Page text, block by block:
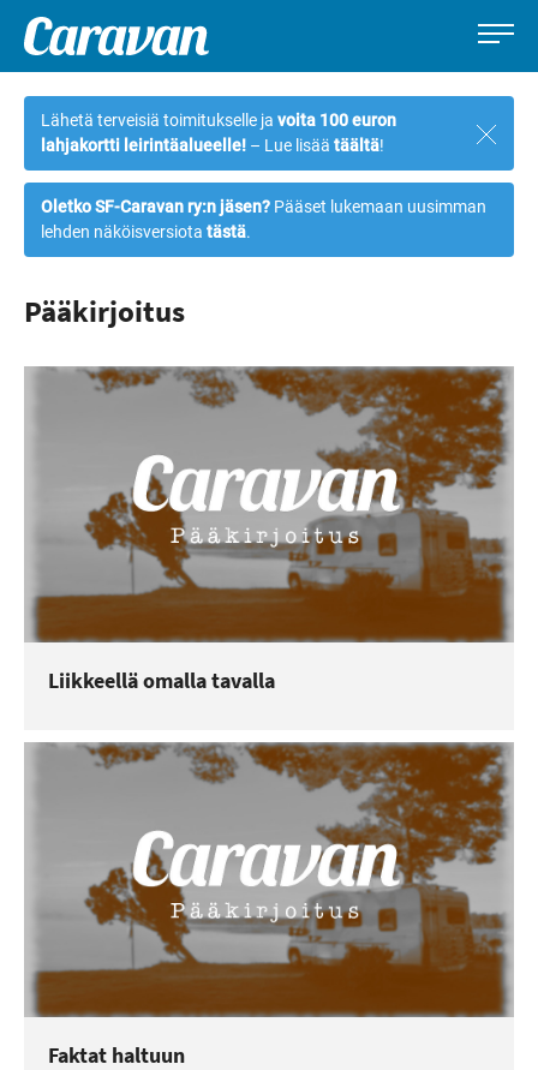
suoraan
sisältöön
Caravan-
lehti
Leirintämatkailun
erikoislehti
Lähetä terveisiä toimitukselle ja voita 100 euron
lahjakortti leirintäalueelle! – Lue lisää täältä!
Sulje
Oletko SF-Caravan ry:n jäsen? Pääset lukemaan uusimman
lehden näköisversiota tästä.
Pääkirjoitus
Liikkeellä omalla tavalla
Faktat haltuun